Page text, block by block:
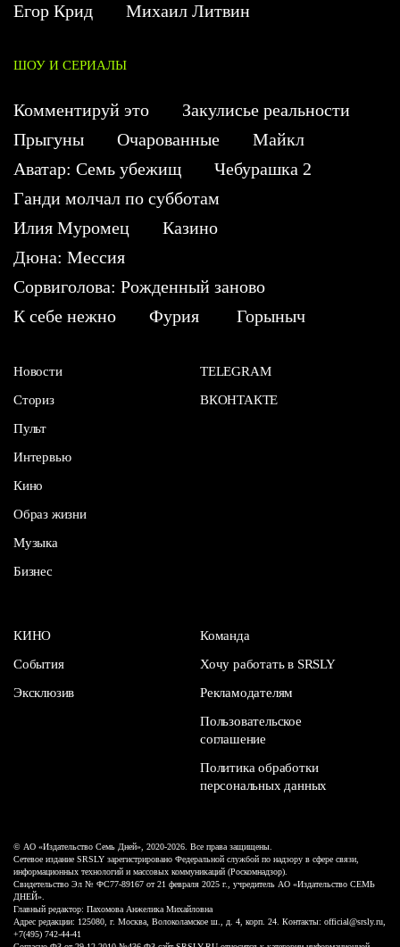
Егор Крид
Михаил Литвин
ШОУ И СЕРИАЛЫ
Комментируй это
Закулисье реальности
Прыгуны
Очарованные
Майкл
Аватар: Семь убежищ
Чебурашка 2
Ганди молчал по субботам
Илия Муромец
Казино
Дюна: Мессия
Сорвиголова: Рожденный заново
К себе нежно
Фурия Горыныч
Новости
Сториз
Пульт
Интервью
Кино
Образ жизни
Музыка
Бизнес
TELEGRAM
ВКОНТАКТЕ
КИНО
События
Эксклюзив
Команда
Хочу работать в SRSLY
Рекламодателям
Пользовательское
соглашение
Политика обработки
персональных данных
© АО «Издательство Семь Дней», 2020-2026. Все права защищены.
Сетевое издание SRSLY зарегистрировано Федеральной службой по надзору в сфере связи,
информационных технологий и массовых коммуникаций (Роскомнадзор).
Свидетельство Эл № ФС77-89167 от 21 февраля 2025 г., учредитель АО «Издательство СЕМЬ
ДНЕЙ».
Главный редактор: Пахомова Анжелика Михайловна
Адрес редакции: 125080, г. Москва, Волоколамское ш., д. 4, корп. 24. Контакты: official@srsly.ru,
+7(495) 742-44-41